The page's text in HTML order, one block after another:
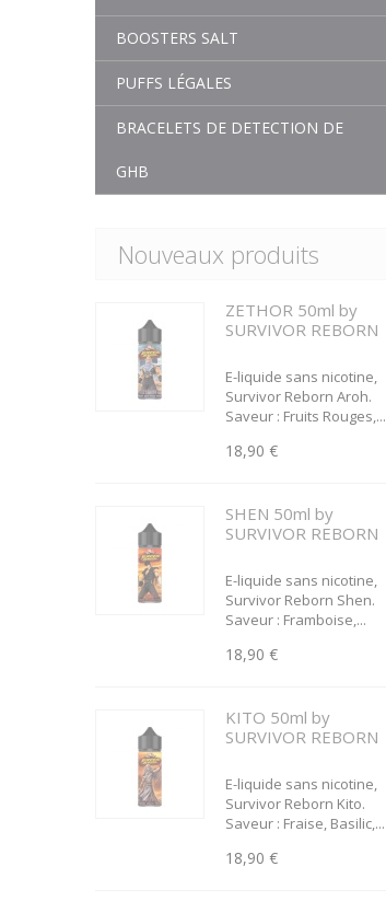
BOOSTERS SALT
PUFFS LÉGALES
BRACELETS DE DETECTION DE
GHB
Nouveaux produits
ZETHOR 50ml by
SURVIVOR REBORN
E-liquide sans nicotine,
Survivor Reborn Aroh.
Saveur : Fruits Rouges,...
18,90 €
SHEN 50ml by
SURVIVOR REBORN
E-liquide sans nicotine,
Survivor Reborn Shen.
Saveur : Framboise,...
18,90 €
KITO 50ml by
SURVIVOR REBORN
E-liquide sans nicotine,
Survivor Reborn Kito.
Saveur : Fraise, Basilic,...
18,90 €